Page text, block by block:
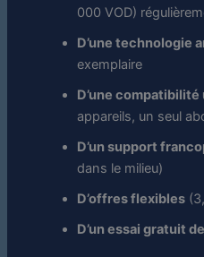
000 VOD)
D’une technologie
exemplaire
D’une
appareils, un seul
D’un support
dans le milieu)
D’offres flexibles
D’un essai gratuit